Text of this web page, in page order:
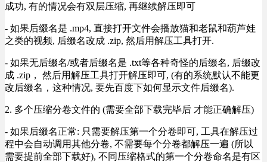
成功, 有的情况会有双层压缩, 再继续解压即可
- 如果后缀名是 .mp4, 直接打开文件会播放猫和老鼠和葫芦娃
之类的视频, 后缀名改成 .zip, 然后用解压工具打开.
- 如果无后缀名/或者后缀名是 .txt等各种奇怪的后缀名, 后缀改
成 .zip， 然后用解压工具打开解压即可, (有的系统默认不能更
改后缀名，这种情况, 要先百度下如何显示文件后缀名).
2. 多个压缩分卷文件的 (需要全部下载完毕后 才能正确解压)
- 如果后缀名正常: 只需要解压第一个分卷即可, 工具在解压过
程中会自动调用其他分卷, 不需要每个分卷都解压一遍 (所以
需要提前全部下载好), 不同压缩格式的第一个分卷命名是有区